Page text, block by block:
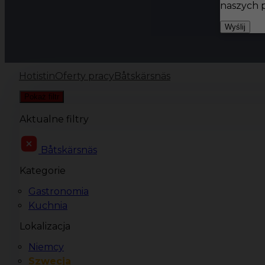
HotistinOferty pracy Båtskärsnäs
Pokaż filtr
Aktualne filtry
Båtskärsnäs
Kategorie
Gastronomia
Kuchnia
Lokalizacja
Niemcy
Szwecja
naszych
Wyślij